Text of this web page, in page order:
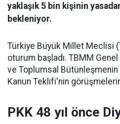
yaklaşık 5 bin kişinin
bekleniyor.
Türkiye Büyük Millet Meclisi
oturum başladı. TBMM
ve Toplumsal
Kanun Teklifi'nin
PKK 48 yıl önce